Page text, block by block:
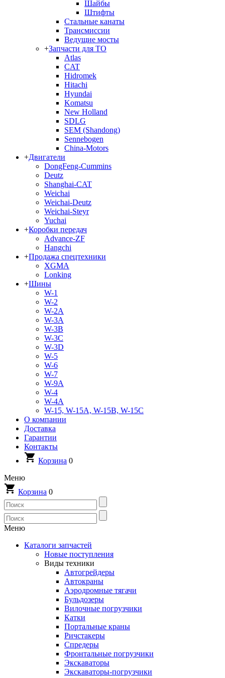
Шайбы
Штифты
Стальные канаты
Трансмиссии
Ведущие мосты
+Запчасти для ТО
Atlas
CAT
Hidromek
Hitachi
Hyundai
Komatsu
New Holland
SDLG
SEM (Shandong)
Sennebogen
China-Motors
+Двигатели
DongFeng-Cummins
Deutz
Shanghai-CAT
Weichai
Weichai-Deutz
Weichai-Steyr
Yuchai
+Коробки передач
Advance-ZF
Hangchi
+Продажа спецтехники
XGMA
Lonking
+Шины
W-1
W-2
W-2A
W-3A
W-3B
W-3C
W-3D
W-5
W-6
W-7
W-9A
W-4
W-4A
W-15, W-15A, W-15B, W-15C
О компании
Доставка
Гарантии
Контакты
Корзина 0
Меню
Корзина 0
Меню
Каталоги запчастей
Новые поступления
Виды техники
Автогрейдеры
Автокраны
Аэродромные тягачи
Бульдозеры
Вилочные погрузчики
Катки
Портальные краны
Ричстакеры
Спредеры
Фронтальные погрузчики
Экскаваторы
Экскаваторы-погрузчики